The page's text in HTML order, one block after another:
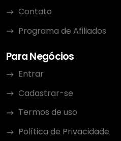
Contato
Programa de Afiliados
Para Negócios
Entrar
Cadastrar-se
Termos de uso
Política de Privacidade